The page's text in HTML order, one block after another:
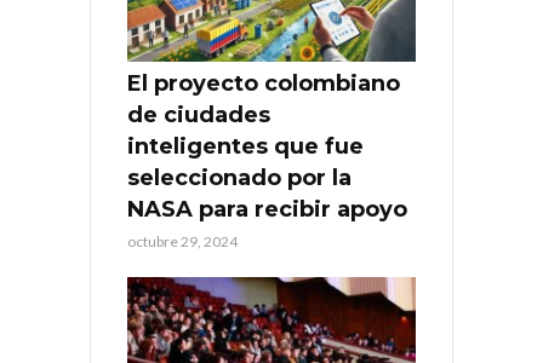
El proyecto colombiano
de ciudades
inteligentes que fue
seleccionado por la
NASA para recibir apoyo
octubre 29, 2024